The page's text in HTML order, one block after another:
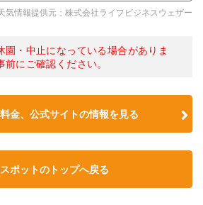
気情報提供元：株式会社ライフビジネスウェザー
・中止になっている場合がありま
にご確認ください。
金、公式サイトの情報を見る
ポットのトップへ戻る